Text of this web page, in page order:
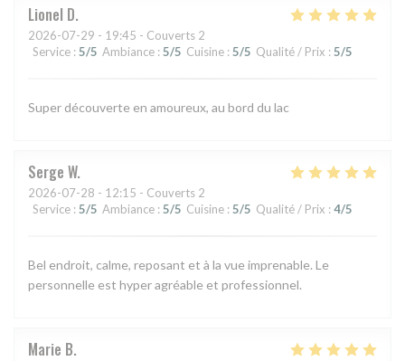
Lionel D
2026-07-29 - 19:45 - Couverts 2
Service : 5/5 Ambiance : 5/5 Cuisine : 5/5 Qualité / Prix : 5/5
Super découverte en amoureux, au bord du lac
Serge W
2026-07-28 - 12:15 - Couverts 2
Service : 5/5 Ambiance : 5/5 Cuisine : 5/5 Qualité / Prix : 4/5
Bel endroit, calme, reposant et à la vue imprenable. Le
personnelle est hyper agréable et professionnel.
Marie B